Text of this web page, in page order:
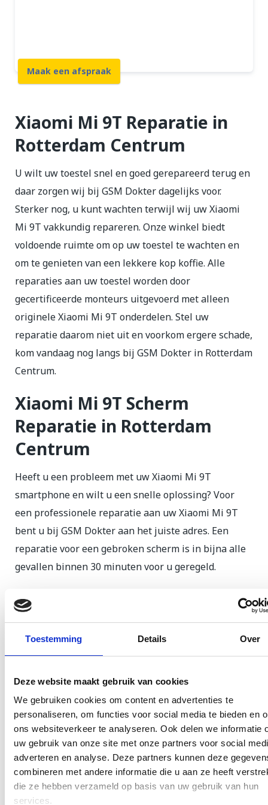
Toestemming Details Over
Deze website maakt gebruik van cookies
We gebruiken cookies om content en advertenties te
personaliseren, om functies voor social media te bieden en
ons websiteverkeer te analyseren. Ook delen we informatie
uw gebruik van onze site met onze partners voor social
adverteren en analyse. Deze partners kunnen deze
combineren met andere informatie die u aan ze heeft
die ze hebben verzameld op basis van uw gebruik van hun
services.
Maak een afspraak
Xiaomi Mi 9T Reparatie in
Rotterdam Centrum
U wilt uw toestel snel en goed gerepareerd terug en
daar zorgen wij bij GSM Dokter dagelijks voor.
Sterker nog, u kunt wachten terwijl wij uw Xiaomi
Mi 9T vakkundig repareren. Onze winkel biedt
voldoende ruimte om op uw toestel te wachten en
om te genieten van een lekkere kop koffie. Alle
reparaties aan uw toestel worden door
gecertificeerde monteurs uitgevoerd met alleen
originele Xiaomi Mi 9T onderdelen. Stel uw
reparatie daarom niet uit en voorkom ergere schade,
kom vandaag nog langs bij GSM Dokter in Rotterdam
Centrum.
Xiaomi Mi 9T Scherm
Reparatie in Rotterdam
Centrum
Heeft u een probleem met uw Xiaomi Mi 9T
smartphone en wilt u een snelle oplossing? Voor
een professionele reparatie aan uw Xiaomi Mi 9T
bent u bij GSM Dokter aan het juiste adres. Een
reparatie voor een gebroken scherm is in bijna alle
gevallen binnen 30 minuten voor u geregeld.
Xiaomi Mi 9T scherm reparatie is in de volgende
gevallen van toepassing:
Uw scherm laten vervangen wegens een
Het scherm van uw Xiaomi Mi 9T is beschadigd
door drukschade.
Het scherm reageert niet meer en/of uw Xiaomi
Mi 9T blijft volledig zwart.
U heeft een vlek op het LCD scherm waardoor
uw weergave niet meer goed is.
Als uw toestel behalve aan het scherm ook nog